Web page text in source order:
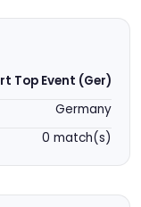
Top Event (Ger)
Germany
0 match(s)